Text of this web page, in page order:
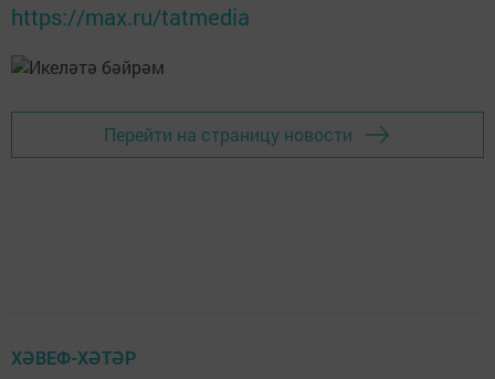
https://max.ru/tatmedia
Перейти на страницу новости
ХӘВЕФ-ХӘТӘР